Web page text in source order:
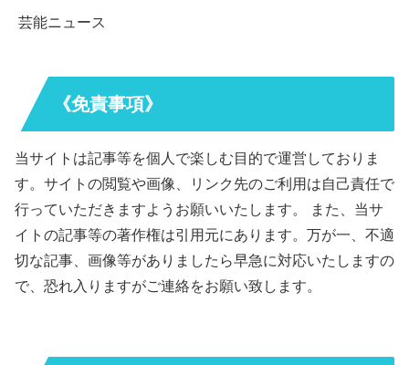
芸能ニュース
《免責事項》
当サイトは記事等を個人で楽しむ目的で運営しておりま
す。サイトの閲覧や画像、リンク先のご利用は自己責任で
行っていただきますようお願いいたします。 また、当サ
イトの記事等の著作権は引用元にあります。万が一、不適
切な記事、画像等がありましたら早急に対応いたしますの
で、恐れ入りますがご連絡をお願い致します。